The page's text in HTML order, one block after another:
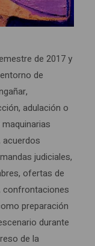
de 2017 y
de
adulación o
judiciales,
ofertas de
confrontaciones
preparación
durante
de la